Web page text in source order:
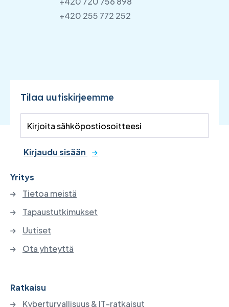
+420 255 772 252
Tilaa uutiskirjeemme
Kirjaudu sisään
Yritys
Tietoa meistä
Tapaustutkimukset
Uutiset
Ota yhteyttä
Ratkaisu
Kyberturvallisuus & IT-ratkaisut